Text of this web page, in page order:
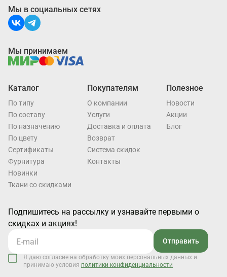
Каталог
По типу
По составу
По назначению
По цвету
Cертификаты
Фурнитура
Новинки
Ткани со скидками
Покупателям
О компании
Услуги
Доставка и оплата
Возврат
Система скидок
Контакты
Полезное
Новости
Акции
Блог
Подпишитесь на рассылку и узнавайте первыми о
скидках и акциях!
Отправить
Я даю согласие на обработку моих персональных данных и
принимаю условия политики конфиденциальности
Мы в социальных сетях
Мы принимаем